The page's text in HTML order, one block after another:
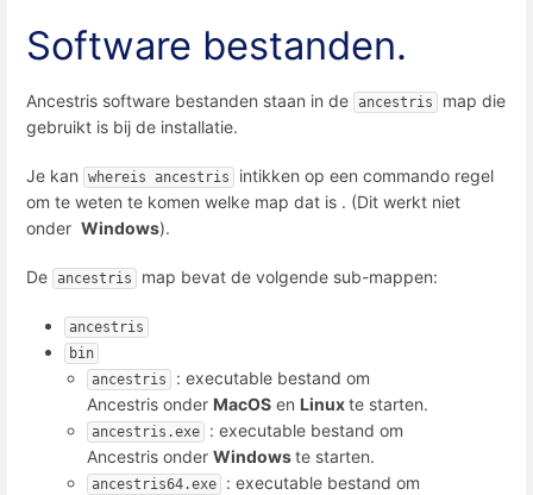
Software bestanden.
Ancestris software bestanden staan in de ancestris
map die
gebruikt is bij de installatie.
Je kan whereis ancestris
intikken op een commando regel
om te weten te komen welke map dat is . (Dit werkt niet
onder Windows).
De ancestris map bevat de volgende sub-mappen:
ancestris
bin
ancestris
: executable bestand om
Ancestris onder MacOS en Linuxte starten.
ancestris.exe
: executable bestand om
Ancestris onderWindowste starten.
ancestris64.exe
: executable bestand om